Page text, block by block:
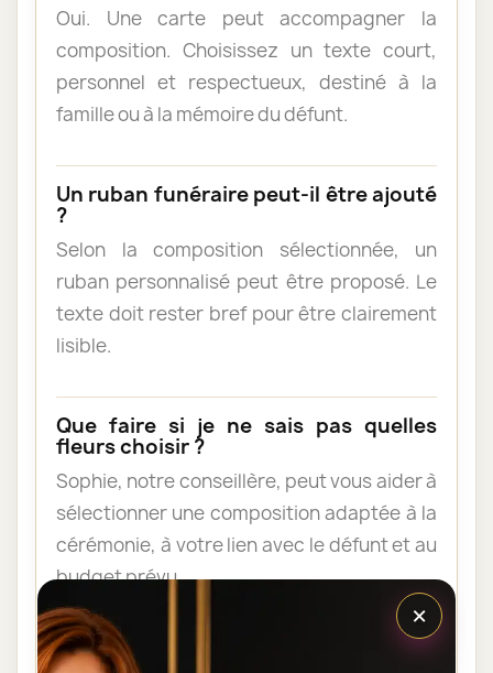
Oui. Une carte peut accompagner la
composition. Choisissez un texte court,
personnel et respectueux, destiné à la
famille ou à la mémoire du défunt.
Un ruban funéraire peut-il être ajouté
?
Selon la composition sélectionnée, un
ruban personnalisé peut être proposé. Le
texte doit rester bref pour être clairement
lisible.
Que faire si je ne sais pas quelles
fleurs choisir ?
Sophie, notre conseillère, peut vous aider à
sélectionner une composition adaptée à la
cérémonie, à votre lien avec le défunt et au
budget prévu.
Qui réalise et livre la composition ?
×